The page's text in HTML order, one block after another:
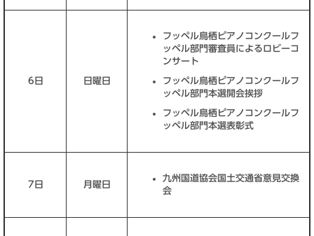
6日 日曜日
フッペル鳥栖ピアノコンクールフ
ッペル部門審査員によるロビーコ
ンサート
フッペル鳥栖ピアノコンクールフ
ッペル部門本選開会挨拶
フッペル鳥栖ピアノコンクールフ
ッペル部門本選表彰式
7日 月曜日
九州国道協会国土交通省意見交換
会